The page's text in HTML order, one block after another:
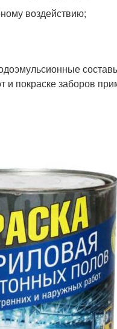
воздействию;
покраске заборов